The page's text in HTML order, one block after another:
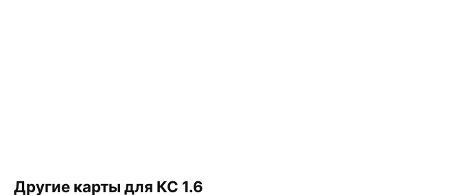
Другие карты для КС 1.6